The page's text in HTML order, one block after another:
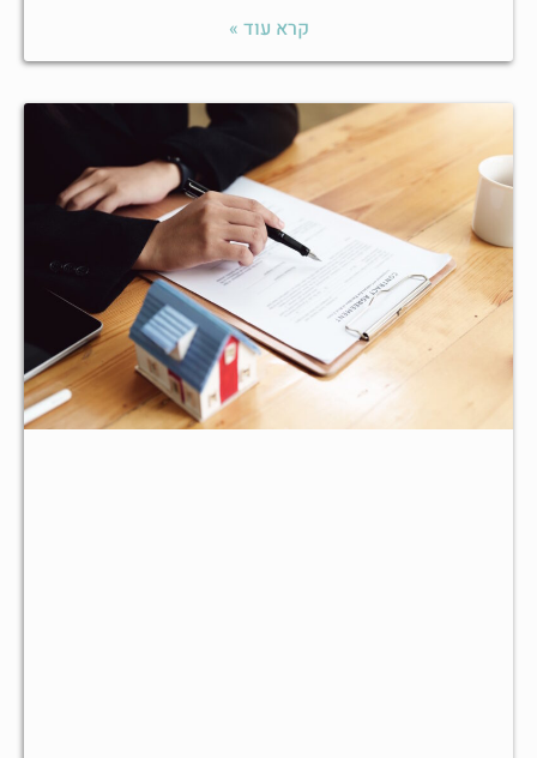
קרא עוד »